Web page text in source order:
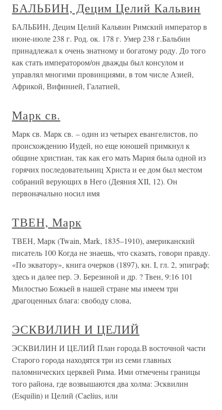
БАЛЬБИН, Децим Целий Кальвин
БАЛЬБИН, Децим Целий Кальвин Римский император в
июне-июле 238 г. Род. ок. 178 г. Умер 238 г.Бальбин
принадлежал к очень знатному и богатому роду. До того
как стать императором/он дважды был консулом и
управлял многими провинциями, в том числе Азией,
Африкой, Вифинией, Галатией,
Марк св.
Марк св. Марк св. – один из четырех евангелистов, по
происхождению Иудей, но еще юношей примкнул к
общине христиан, так как его мать Мария была одной из
горячих последовательниц Христа и ее дом был местом
собраний верующих в Него (Деяния XII, 12). Он
первоначально носил имя
ТВЕН, Марк
ТВЕН, Марк (Twain, Mark, 1835–1910), американский
писатель 100 Когда не знаешь, что сказать, говори правду.
«По экватору», книга очерков (1897), кн. I, гл. 2, эпиграф;
здесь и далее пер. Э. Березиной и др. ? Твен, 9:16 101
Милостью Божьей в нашей стране мы имеем три
драгоценных блага: свободу слова,
ЭСКВИЛИН И ЦЕЛИЙ
ЭСКВИЛИН И ЦЕЛИЙ План города.В восточной части
Старого города находятся три из семи главных
паломнических церквей Рима. Ими отмечены границы
того района, где возвышаются два холма: Эсквилин
(Esquilin) и Целий (Caelius, или